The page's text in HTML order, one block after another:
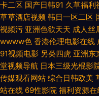
www页网页在线观看 狠狠草
蜜桃网A片免费看 欧洲香蕉av
亚洲色图90p 91av青青青 91
91视频9999 91小视频在线观
卡二区 国产日韩91 久草福利
草草酒店视频 韩日一区二区
视频污 亚洲色欲天天 成人丝
wwww色 香港伦理电影在线
91视频电影 另类四虎 亚洲东
堂视频导航 日本三级光棍影
传媒观看网站 综合日韩欧美
站在线 69性影院 福利资源在